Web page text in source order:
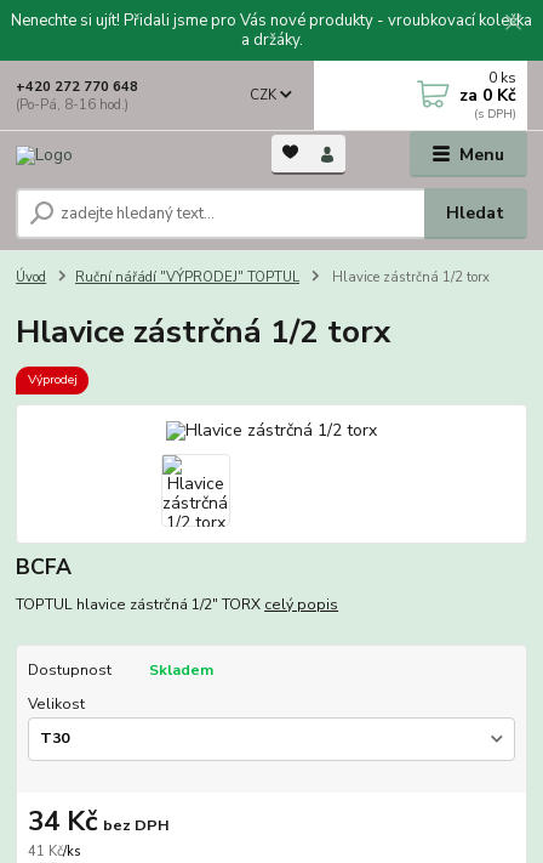
Nenechte si ujít! Přidali jsme pro Vás nové produkty - vroubkovací kolečka
a držáky.
Menu
CZK
Hledat
+420 272 770 648
(Po-Pá, 8-16 hod.)
0 ks
za 0 Kč
Úvod Ruční nářádí "VÝPRODEJ" TOPTUL Hlavice zástrčná 1/2 torx
Hlavice zástrčná 1/2 torx
Výprodej
BCFA
TOPTUL hlavice zástrčná 1/2" TORX celý popis
Dostupnost
Skladem
Velikost
41 Kč/ks
34 Kč bez DPH